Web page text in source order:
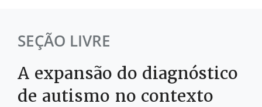
SEÇÃO LIVRE
A expansão do diagnóstico
de autismo no contexto